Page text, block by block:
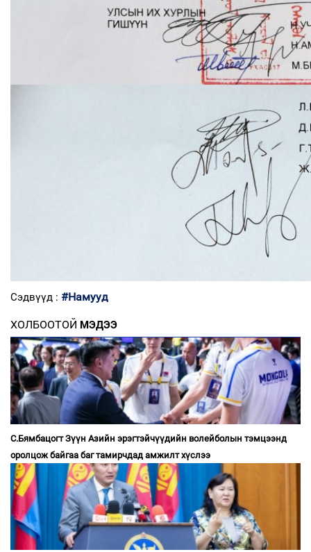
Сэдвүүд : #Намууд
ХОЛБООТОЙ МЭДЭЭ
С.Бямбацогт Зүүн Азийн эрэгтэйчүүдийн волейболын тэмцээнд
оролцож байгаа баг тамирчдад амжилт хүслээ